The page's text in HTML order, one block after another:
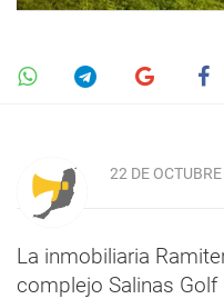
22 DE
La inmobiliaria
complejo Salinas Golf